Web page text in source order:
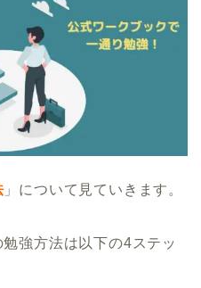
」について見ていきます。
強方法は以下の4ステッ